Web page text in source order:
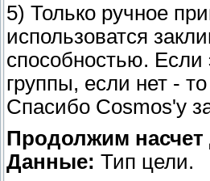
5) Только ручное
использоватся
способностью. Если
группы, если нет -
Спасибо Cosmos'у
Продолжим
Данные: Тип цели.